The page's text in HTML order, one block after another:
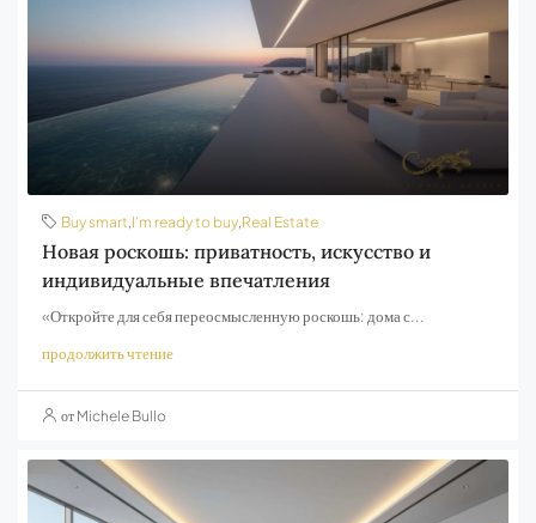
Buy smart,I’m ready to buy,Real Estate
Новая роскошь: приватность, искусство и
индивидуальные впечатления
«Откройте для себя переосмысленную роскошь: дома с...
продолжить чтение
от Michele Bullo